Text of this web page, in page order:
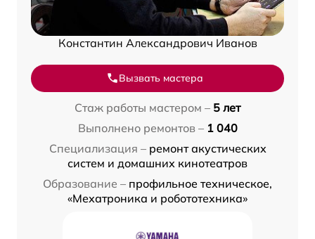
Константин Александрович Иванов
Вызвать мастера
Стаж работы мастером – 5 лет
Выполнено ремонтов – 1 040
Специализация – ремонт акустических
систем и домашних кинотеатров
Образование – профильное техническое,
«Мехатроника и робототехника»